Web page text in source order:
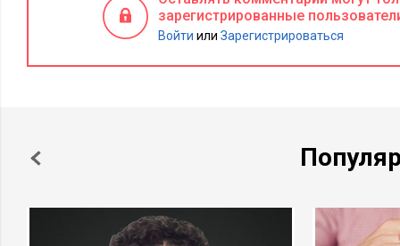
зарегистрированные
Войти или Зарегистрироваться